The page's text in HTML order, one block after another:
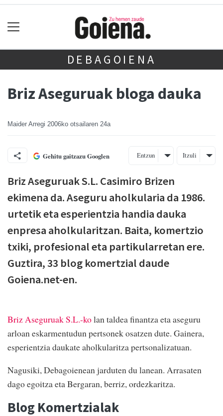
DEBAGOIENA
Briz Aseguruak bloga dauka
Maider Arregi 2006ko otsailaren 24a
Gehitu gaitzazu Googlen Entzun Itzuli
Briz Aseguruak S.L. Casimiro Brizen
ekimena da. Aseguru aholkularia da 1986.
urtetik eta esperientzia handia dauka
enpresa aholkularitzan. Baita, komertzio
txiki, profesional eta partikularretan ere.
Guztira, 33 blog komertzial daude
Goiena.net-en.
Briz Aseguruak S.L.-kolan taldea finantza eta aseguru
arloan eskarmentudun pertsonek osatzen dute. Gainera,
esperientzia daukate aholkularitza pertsonalizatuan.
Nagusiki, Debagoienean jarduten du lanean. Arrasaten
dago egoitza eta Bergaran, berriz, ordezkaritza.
Blog Komertzialak